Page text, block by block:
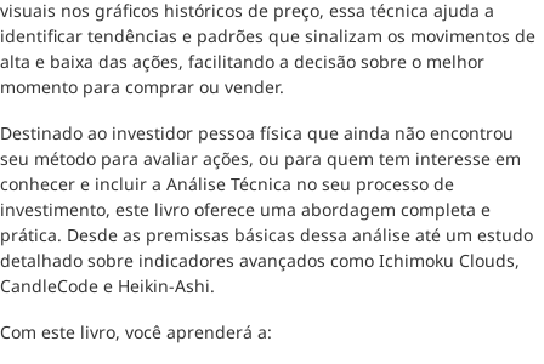
visuais nos gráficos históricos de preço, essa técnica ajuda a
identificar tendências e padrões que sinalizam os movimentos de
alta e baixa das ações, facilitando a decisão sobre o melhor
momento para comprar ou vender.
Destinado ao investidor pessoa física que ainda não encontrou
seu método para avaliar ações, ou para quem tem interesse em
conhecer e incluir a Análise Técnica no seu processo de
investimento, este livro oferece uma abordagem completa e
prática. Desde as premissas básicas dessa análise até um estudo
detalhado sobre indicadores avançados como Ichimoku Clouds,
CandleCode e Heikin-Ashi.
Com este livro, você aprenderá a: